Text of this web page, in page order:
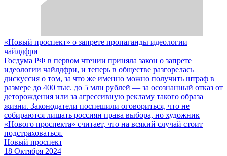
«Новый проспект» о запрете пропаганды идеологии
чайлдфри
Госдума РФ в первом чтении приняла закон о запрете
идеологии чайлдфри, и теперь в обществе разгорелась
дискуссия о том, за что же именно можно получить штраф в
размере до 400 тыс. до 5 млн рублей — за осознанный отказ от
деторождения или за агрессивную рекламу такого образа
жизни. Законодатели поспешили оговориться, что не
собираются лишать россиян права выбора, но художник
«Нового проспекта» считает, что на всякий случай стоит
подстраховаться.
Новый проспект
18 Октября 2024